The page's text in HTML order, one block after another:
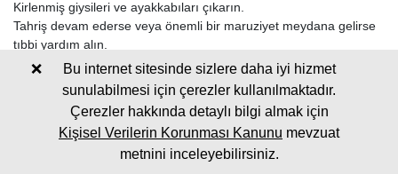
Kirlenmiş giysileri ve ayakkabıları çıkarın.
Tahriş devam ederse veya önemli bir maruziyet meydana gelirse
tıbbi yardım alın.
Göz Teması:
Göz kapaklarınızı açık tutarak en az 15 dakika boyunca gözlerinizi
suyla yıkayın.
Tahriş veya rahatsızlık devam ederse derhal tıbbi yardım alın.
Bu internet sitesinde sizlere daha iyi hizmet
sunulabilmesi için çerezler kullanılmaktadır.
Çerezler hakkında detaylı bilgi almak için
Kişisel Verilerin Korunması Kanunu mevzuat
metnini inceleyebilirsiniz.
❌